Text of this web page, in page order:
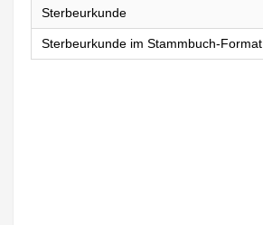
Sterbeurkunde
Sterbeurkunde im Stammbuch-Format